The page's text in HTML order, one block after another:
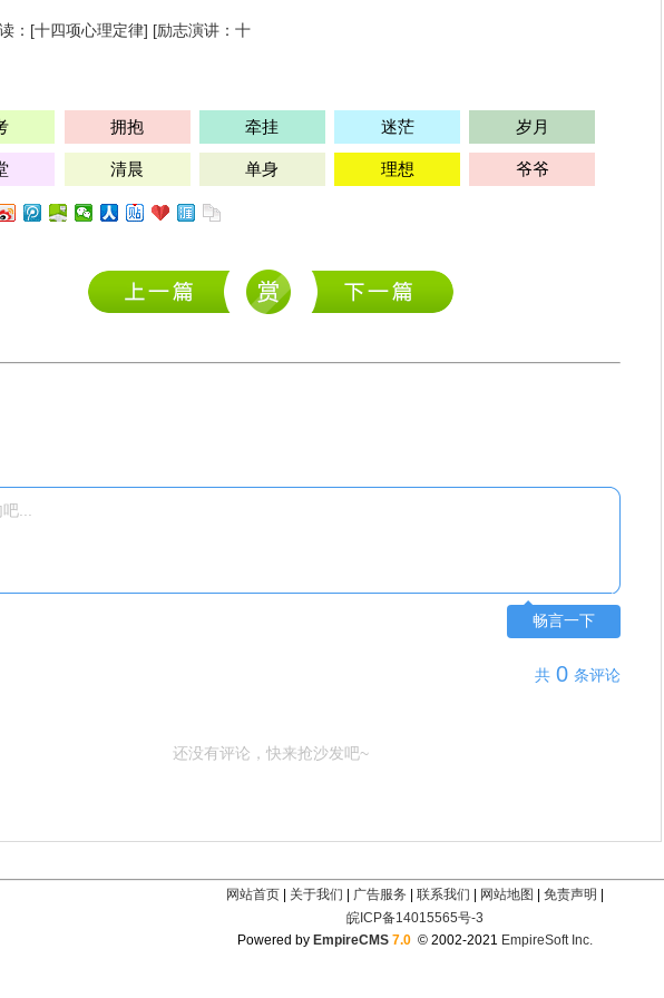
：[十四项心理定律] [励志演讲：十
拥抱 牵挂 迷茫 岁月
清晨 单身 理想 爷爷
畅言一下
共 0 条评论
还没有评论，快来抢沙发吧~
网站首页| 关于我们 广告服务 联系我们 网站地图 免责声明
皖ICP备14015565号-3
Powered by EmpireCMS 7.0© 2002-2021 EmpireSoft Inc.